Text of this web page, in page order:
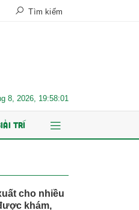
Tìm kiếm
Định AI và dữ liệu định
8, 2026, 19:58:02
TRÍ
cho nhiều
khám,